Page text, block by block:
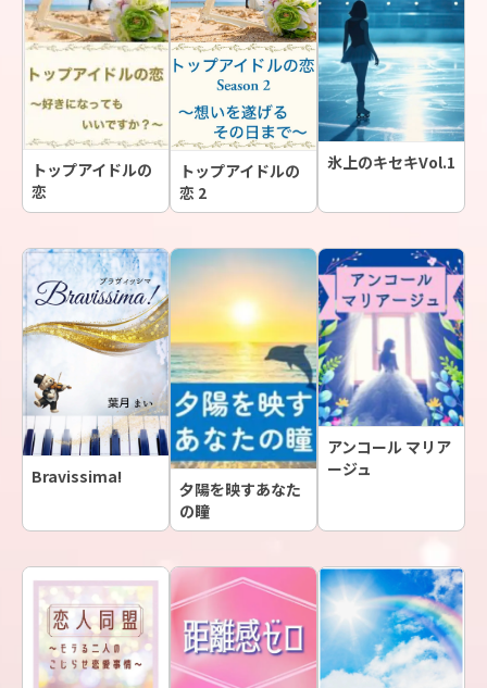
トップアイドルの
恋
トップアイドルの
恋 2
氷上のキセキVol.1
Bravissima!
夕陽を映すあなた
の瞳
アンコール マリア
ージュ